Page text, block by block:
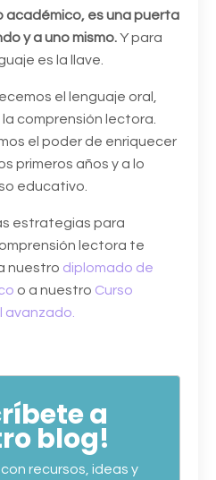
académico, es una puerta
y a uno mismo.Y para
es la llave.
el lenguaje oral,
comprensión lectora.
el poder de enriquecer
primeros años y a lo
educativo.
estrategias para
lectora te
nuestro diplomado de
o a nuestro Curso
avanzado.
a
blog!
recursos, ideas y